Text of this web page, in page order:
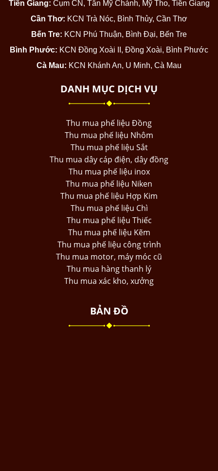
Tiền Giang: Cụm CN, Tân Mỹ Chánh, Mỹ Tho, Tiền Giang
Cần Thơ: KCN Trà Nóc, Bình Thủy, Cần Thơ
Bến Tre: KCN Phú Thuận, Bình Đại, Bến Tre
Bình Phước: KCN Đồng Xoài II, Đồng Xoài, Bình Phước
Cà Mau: KCN Khánh An, U Minh, Cà Mau
DANH MỤC DỊCH VỤ
Thu mua phế liệu Đồng
Thu mua phế liệu Nhôm
Thu mua phế liệu Sắt
Thu mua dây cáp điện, dây đồng
Thu mua phế liệu inox
Thu mua phế liệu Niken
Thu mua phế liệu Hợp Kim
Thu mua phế liệu Chì
Thu mua phế liệu Thiếc
Thu mua phế liệu Kẽm
Thu mua phế liệu công trình
Thu mua motor, máy móc cũ
Thu mua hàng thanh lý
Thu mua xác kho, xưởng
BẢN ĐỒ